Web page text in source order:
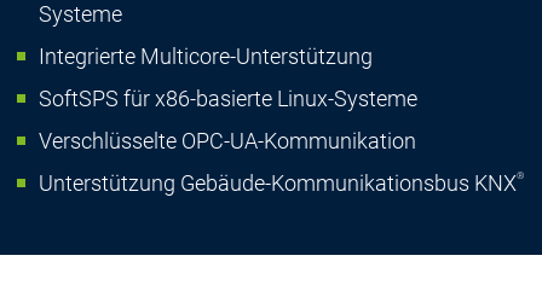
Systeme
Integrierte Multicore-Unterstützung
SoftSPS für x86-basierte Linux-Systeme
Verschlüsselte OPC-UA-Kommunikation
Unterstützung Gebäude-Kommunikationsbus KNX®